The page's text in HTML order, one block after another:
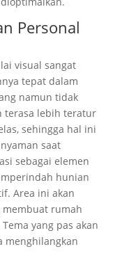
Personal
visual sangat
tepat dalam
namun tidak
terasa lebih teratur
sehingga hal ini
saat
sebagai elemen
hunian
Area ini akan
membuat rumah
yang pas akan
menghilangkan